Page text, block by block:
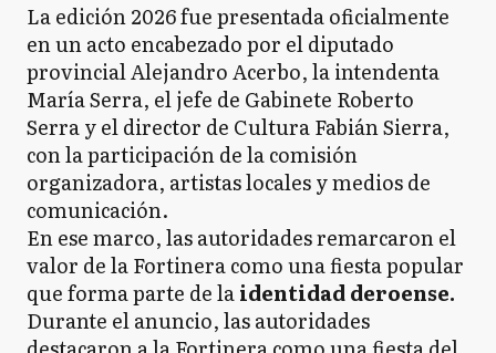
La edición 2026 fue presentada oficialmente
en un acto encabezado por el diputado
provincial Alejandro Acerbo, la intendenta
María Serra, el jefe de Gabinete Roberto
Serra y el director de Cultura Fabián Sierra,
con la participación de la comisión
organizadora, artistas locales y medios de
comunicación.
En ese marco, las autoridades remarcaron el
valor de la Fortinera como una fiesta popular
que forma parte de laidentidad deroense.
Durante el anuncio, las autoridades